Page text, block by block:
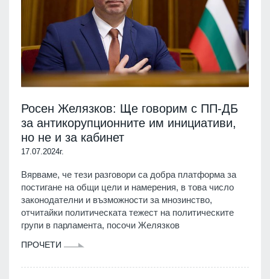
Росен Желязков: Ще говорим с ПП-ДБ
за антикорупционните им инициативи,
но не и за кабинет
17.07.2024г.
Вярваме, че тези разговори са добра платформа за
постигане на общи цели и намерения, в това число
законодателни и възможности за мнозинство,
отчитайки политическата тежест на политическите
групи в парламента, посочи Желязков
ПРОЧЕТИ